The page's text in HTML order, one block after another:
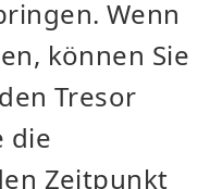
Wenn
können Sie
Tresor
die
Zeitpunkt